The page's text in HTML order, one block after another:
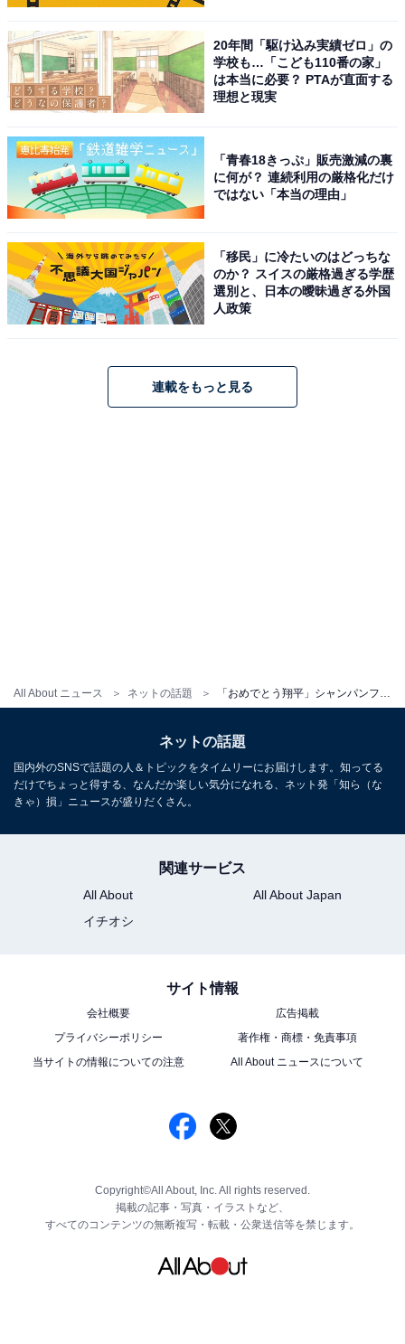
All About ニュース ネットの話題
20年間「駆け込み実績ゼロ」の
学校も…「こども110番の家」
は本当に必要？ PTAが直面する
理想と現実
「青春18きっぷ」販売激減の裏
に何が？ 連続利用の厳格化だけ
ではない「本当の理由」
「移民」に冷たいのはどっちな
のか？ スイスの厳格過ぎる学歴
選別と、日本の曖昧過ぎる外国
人政策
連載をもっと見る
ネットの話題
国内外のSNSで話題の人＆トピックをタイムリーにお届けします。知ってる
だけでちょっと得する、なんだか楽しい気分になれる、ネット発「知ら（な
きゃ）損」ニュースが盛りだくさん。
関連サービス
All About
All About Japan
イチオシ
サイト情報
会社概要
広告掲載
プライバシーポリシー
著作権・商標・免責事項
当サイトの情報についての注意
All About ニュースについて
Copyright©All About, Inc. All rights reserved.
掲載の記事・写真・イラストなど、
すべてのコンテンツの無断複写・転載・公衆送信等を禁じます。